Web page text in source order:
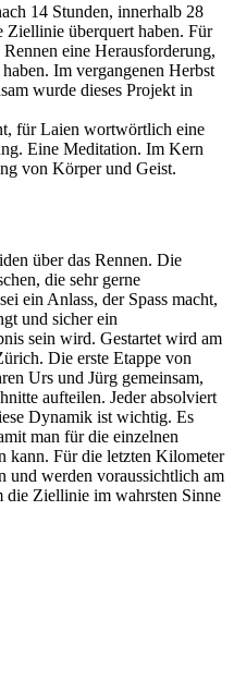
14 Stunden, innerhalb 28
Ziellinie überquert haben. Für
eine Herausforderung,
Im vergangenen Herbst
wurde dieses Projekt in
für Laien wortwörtlich eine
Eine Meditation. Im Kern
von Körper und Geist.
über das Rennen. Die
die sehr gerne
ein Anlass, der Spass macht,
und sicher ein
sein wird. Gestartet wird am
Die erste Etappe von
Urs und Jürg gemeinsam,
aufteilen. Jeder absolviert
Dynamik ist wichtig. Es
man für die einzelnen
kann. Für die letzten Kilometer
und werden voraussichtlich am
die Ziellinie im wahrsten Sinne